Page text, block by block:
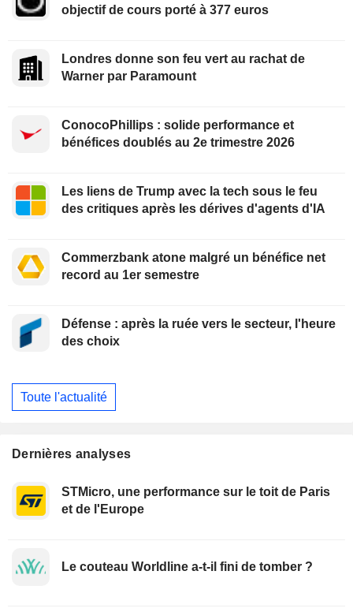
objectif de cours porté à 377 euros
Londres donne son feu vert au rachat de
Warner par Paramount
ConocoPhillips : solide performance et
bénéfices doublés au 2e trimestre 2026
Les liens de Trump avec la tech sous le feu
des critiques après les dérives d'agents d'IA
Commerzbank atone malgré un bénéfice net
record au 1er semestre
Défense : après la ruée vers le secteur, l'heure
des choix
Toute l'actualité
Dernières analyses
STMicro, une performance sur le toit de Paris
et de l'Europe
Le couteau Worldline a-t-il fini de tomber ?